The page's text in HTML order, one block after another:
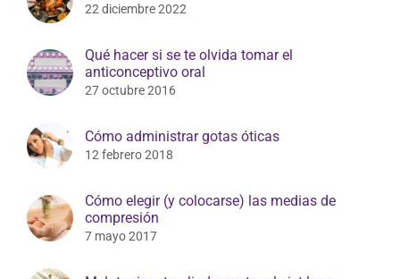
22 diciembre 2022
Qué hacer si se te olvida tomar el
anticonceptivo oral
27 octubre 2016
Cómo administrar gotas óticas
12 febrero 2018
Cómo elegir (y colocarse) las medias de
compresión
7 mayo 2017